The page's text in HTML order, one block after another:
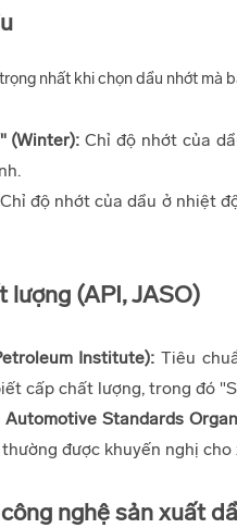
nhất khi chọn dầu nhớt mà
(Winter): Chỉ độ nhớt của
độ nhớt của dầu ở nhiệt
lượng (API, JASO)
Institute): Tiêu
cấp chất lượng, trong đó
Automotive Standards
được khuyến nghị cho
nghệ sản xuất